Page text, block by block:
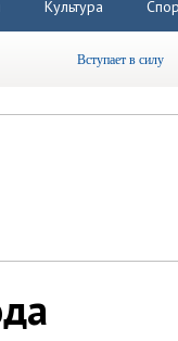
Культура
Вступает в силу